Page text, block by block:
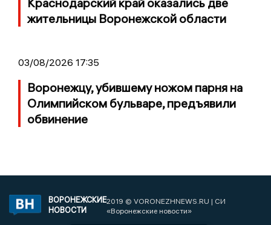
жительницы Воронежской области
03/08/2026 17:35
Воронежцу, убившему ножом парня на
Олимпийском бульваре, предъявили
обвинение
ВОРОНЕЖСКИЕ
НОВОСТИ
2019 © VORONEZHNEWS.RU | СИ
«Воронежские новости»